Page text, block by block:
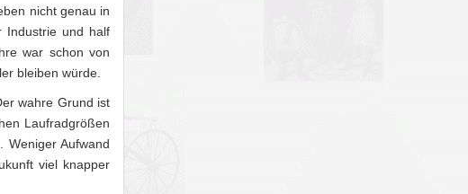
nicht genau in
Industrie und half
war schon von
bleiben würde.
wahre Grund ist
Laufradgrößen
Aufwand
viel knapper